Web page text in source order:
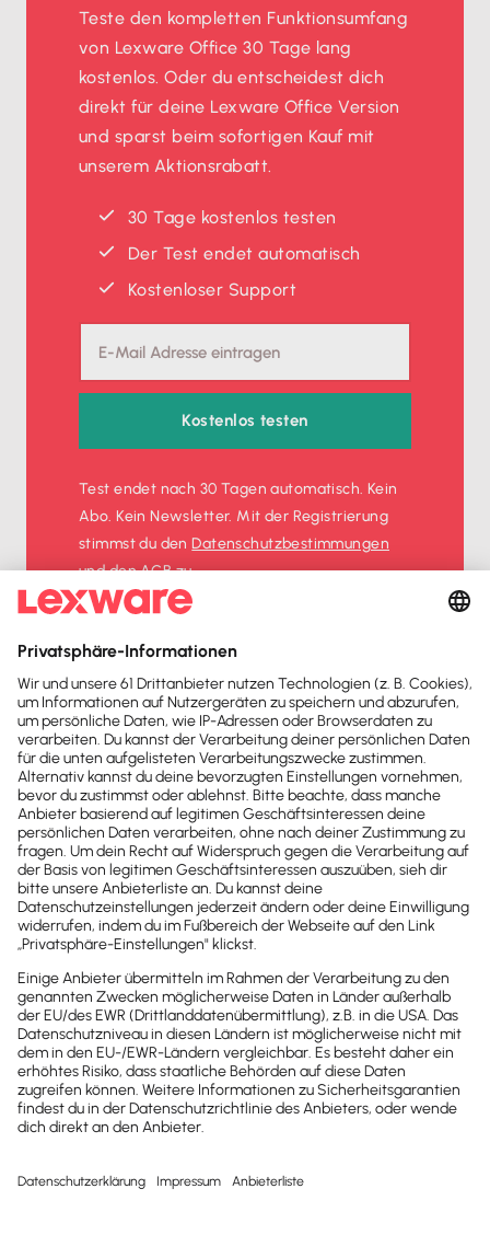
Teste den kompletten Funktionsumfang
von Lexware Office 30 Tage lang
kostenlos. Oder du entscheidest dich
direkt für deine Lexware Office Version
und sparst beim sofortigen Kauf mit
unserem Aktionsrabatt.
30 Tage kostenlos testen
Der Test endet automatisch
Kostenloser Support
Kostenlos testen
Test endet nach 30 Tagen automatisch. Kein
Abo. Kein Newsletter. Mit der Registrierung
stimmst du denDatenschutz­bestimmungen
und denAGBzu.
Newsletter
Brandheiße
News direkt in
dein Postfach
Möchtest du zukünftig
wichtige News zu
Gesetzesänderungen,
hilfreiche Praxis-Tipps und
kostenlose Tools für
Unternehmen erhalten?
Dann abonniere unseren